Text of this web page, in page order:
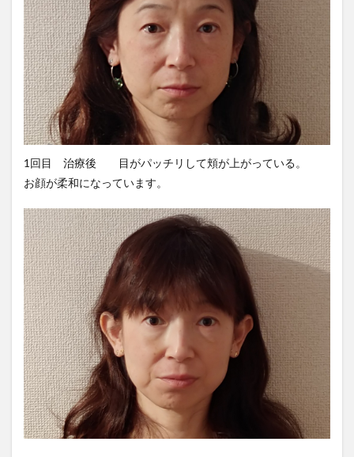
1回目 治療後 目がパッチリして頬が上がっている。
お顔が柔和になっています。